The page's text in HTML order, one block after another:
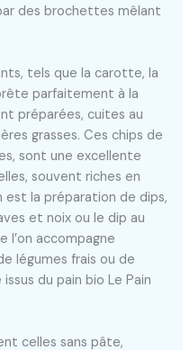
des brochettes mêlant
tels que la carotte, la
parfaitement à la
préparées, cuites au
grasses. Ces chips de
sont une excellente
souvent riches en
est la préparation de dips,
et noix ou le dip au
l’on accompagne
légumes frais ou de
du pain bio Le Pain
celles sans pâte,